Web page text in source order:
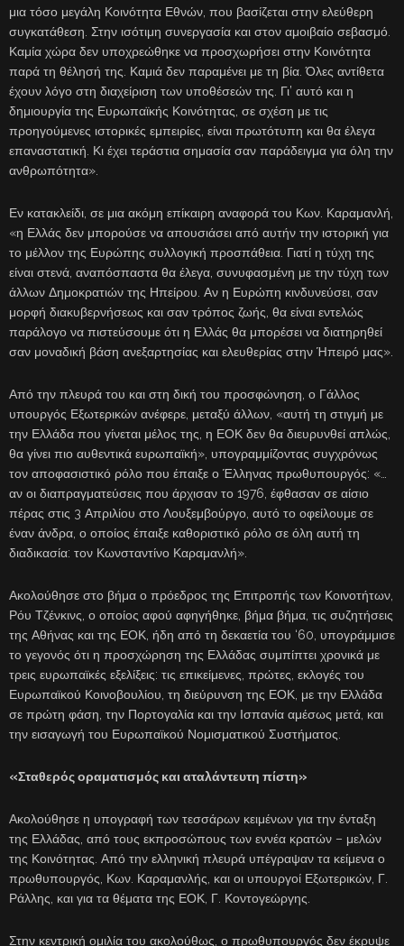
μια τόσο μεγάλη Κοινότητα Εθνών, που βασίζεται στην ελεύθερη
συγκατάθεση. Στην ισότιμη συνεργασία και στον αμοιβαίο σεβασμό.
Καμία χώρα δεν υποχρεώθηκε να προσχωρήσει στην Κοινότητα
παρά τη θέλησή της. Καμιά δεν παραμένει με τη βία. Όλες αντίθετα
έχουν λόγο στη διαχείριση των υποθέσεών της. Γι’ αυτό και η
δημιουργία της Ευρωπαϊκής Κοινότητας, σε σχέση με τις
προηγούμενες ιστορικές εμπειρίες, είναι πρωτότυπη και θα έλεγα
επαναστατική. Κι έχει τεράστια σημασία σαν παράδειγμα για όλη την
ανθρωπότητα».
Εν κατακλείδι, σε μια ακόμη επίκαιρη αναφορά του Κων. Καραμανλή,
«η Ελλάς δεν μπορούσε να απουσιάσει από αυτήν την ιστορική για
το μέλλον της Ευρώπης συλλογική προσπάθεια. Γιατί η τύχη της
είναι στενά, αναπόσπαστα θα έλεγα, συνυφασμένη με την τύχη των
άλλων Δημοκρατιών της Ηπείρου. Αν η Ευρώπη κινδυνεύσει, σαν
μορφή διακυβερνήσεως και σαν τρόπος ζωής, θα είναι εντελώς
παράλογο να πιστεύσουμε ότι η Ελλάς θα μπορέσει να διατηρηθεί
σαν μοναδική βάση ανεξαρτησίας και ελευθερίας στην Ήπειρό μας».
Από την πλευρά του και στη δική του προσφώνηση, ο Γάλλος
υπουργός Εξωτερικών ανέφερε, μεταξύ άλλων, «αυτή τη στιγμή με
την Ελλάδα που γίνεται μέλος της, η ΕΟΚ δεν θα διευρυνθεί απλώς,
θα γίνει πιο αυθεντικά ευρωπαϊκή», υπογραμμίζοντας συγχρόνως
τον αποφασιστικό ρόλο που έπαιξε ο Έλληνας πρωθυπουργός: «…
αν οι διαπραγματεύσεις που άρχισαν το 1976, έφθασαν σε αίσιο
πέρας στις 3 Απριλίου στο Λουξεμβούργο, αυτό το οφείλουμε σε
έναν άνδρα, ο οποίος έπαιξε καθοριστικό ρόλο σε όλη αυτή τη
διαδικασία: τον Κωνσταντίνο Καραμανλή».
Ακολούθησε στο βήμα ο πρόεδρος της Επιτροπής των Κοινοτήτων,
Ρόυ Τζένκινς, ο οποίος αφού αφηγήθηκε, βήμα βήμα, τις συζητήσεις
της Αθήνας και της ΕΟΚ, ήδη από τη δεκαετία του ‘60, υπογράμμισε
το γεγονός ότι η προσχώρηση της Ελλάδας συμπίπτει χρονικά με
τρεις ευρωπαϊκές εξελίξεις: τις επικείμενες, πρώτες, εκλογές του
Ευρωπαϊκού Κοινοβουλίου, τη διεύρυνση της ΕΟΚ, με την Ελλάδα
σε πρώτη φάση, την Πορτογαλία και την Ισπανία αμέσως μετά, και
την εισαγωγή του Ευρωπαϊκού Νομισματικού Συστήματος.
«Σταθερός οραματισμός και αταλάντευτη πίστη»
Ακολούθησε η υπογραφή των τεσσάρων κειμένων για την ένταξη
της Ελλάδας, από τους εκπροσώπους των εννέα κρατών – μελών
της Κοινότητας. Από την ελληνική πλευρά υπέγραψαν τα κείμενα ο
πρωθυπουργός, Κων. Καραμανλής, και οι υπουργοί Εξωτερικών, Γ.
Ράλλης, και για τα θέματα της ΕΟΚ, Γ. Κοντογεώργης.
Στην κεντρική ομιλία του ακολούθως, ο πρωθυπουργός δεν έκρυψε